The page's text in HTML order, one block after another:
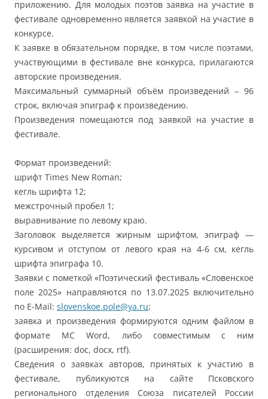
приложению. Для молодых поэтов заявка на участие в
фестивале одновременно является заявкой на участие в
конкурсе.
К заявке в обязательном порядке, в том числе поэтами,
участвующими в фестивале вне конкурса, прилагаются
авторские произведения.
Максимальный суммарный объём произведений – 96
строк, включая эпиграф к произведению.
Произведения помещаются под заявкой на участие в
фестивале.
Формат произведений:
шрифт Times New Roman;
кегль шрифта 12;
межстрочный пробел 1;
выравнивание по левому краю.
Заголовок выделяется жирным шрифтом, эпиграф —
курсивом и отступом от левого края на 4-6 см, кегль
шрифта эпиграфа 10.
Заявки с пометкой «Поэтический фестиваль «Словенское
поле 2025» направляются по 13.07.2025 включительно
по E-Mail: slovenskoe.pole@ya.ru;
заявка и произведения формируются одним файлом в
формате MC Word, либо совместимым с ним
(расширения: doc, docx, rtf).
Сведения о заявках авторов, принятых к участию в
фестивале, публикуются на сайте Псковского
регионального отделения Союза писателей России